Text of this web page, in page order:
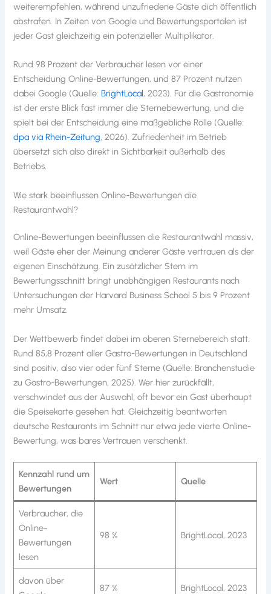
weiterempfehlen, während unzufriedene Gäste dich öffentlich
abstrafen. In Zeiten von Google und Bewertungsportalen ist
jeder Gast gleichzeitig ein potenzieller Multiplikator.
Rund 98 Prozent der Verbraucher lesen vor einer
Entscheidung Online-Bewertungen, und 87 Prozent nutzen
dabei Google (Quelle:BrightLocal, 2023). Für die Gastronomie
ist der erste Blick fast immer die Sternebewertung, und die
spielt bei der Entscheidung eine maßgebliche Rolle (Quelle:
dpa via Rhein-Zeitung, 2026). Zufriedenheit im Betrieb
übersetzt sich also direkt in Sichtbarkeit außerhalb des
Betriebs.
Wie stark beeinflussen Online-Bewertungen die
Restaurantwahl?
Online-Bewertungen beeinflussen die Restaurantwahl massiv,
weil Gäste eher der Meinung anderer Gäste vertrauen als der
eigenen Einschätzung. Ein zusätzlicher Stern im
Bewertungsschnitt bringt unabhängigen Restaurants nach
Untersuchungen der Harvard Business School 5 bis 9 Prozent
mehr Umsatz.
Der Wettbewerb findet dabei im oberen Sternebereich statt.
Rund 85,8 Prozent aller Gastro-Bewertungen in Deutschland
sind positiv, also vier oder fünf Sterne (Quelle: Branchenstudie
zu Gastro-Bewertungen, 2025). Wer hier zurückfällt,
verschwindet aus der Auswahl, oft bevor ein Gast überhaupt
die Speisekarte gesehen hat. Gleichzeitig beantworten
deutsche Restaurants im Schnitt nur etwa jede vierte Online-
Bewertung, was bares Vertrauen verschenkt.
Kennzahl rund um
Bewertungen
Wert Quelle
Verbraucher, die
Online-
Bewertungen
lesen
98 % BrightLocal, 2023
davon über
87 % BrightLocal, 2023